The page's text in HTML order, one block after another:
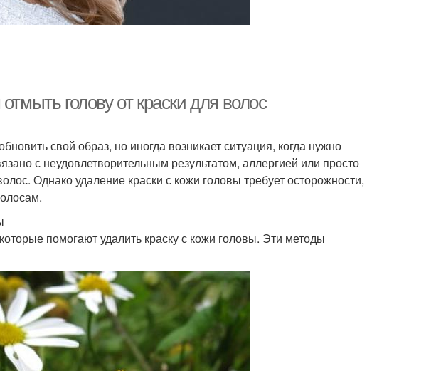
голову от краски для волос
свой образ, но иногда возникает ситуация, когда нужно
с неудовлетворительным результатом, аллергией или просто
Однако удаление краски с кожи головы требует осторожности,
помогают удалить краску с кожи головы. Эти методы